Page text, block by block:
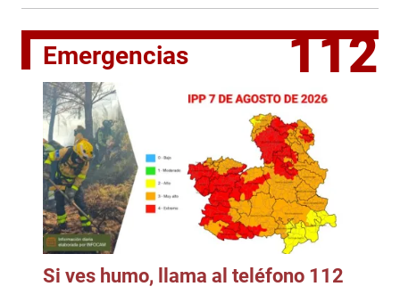
Emergencias 112
Si ves humo, llama al teléfono 112